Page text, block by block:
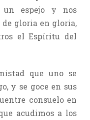
espejo y nos
gloria en gloria,
el Espíritu del
que uno se
y se goce en sus
consuelo en
acudimos a los